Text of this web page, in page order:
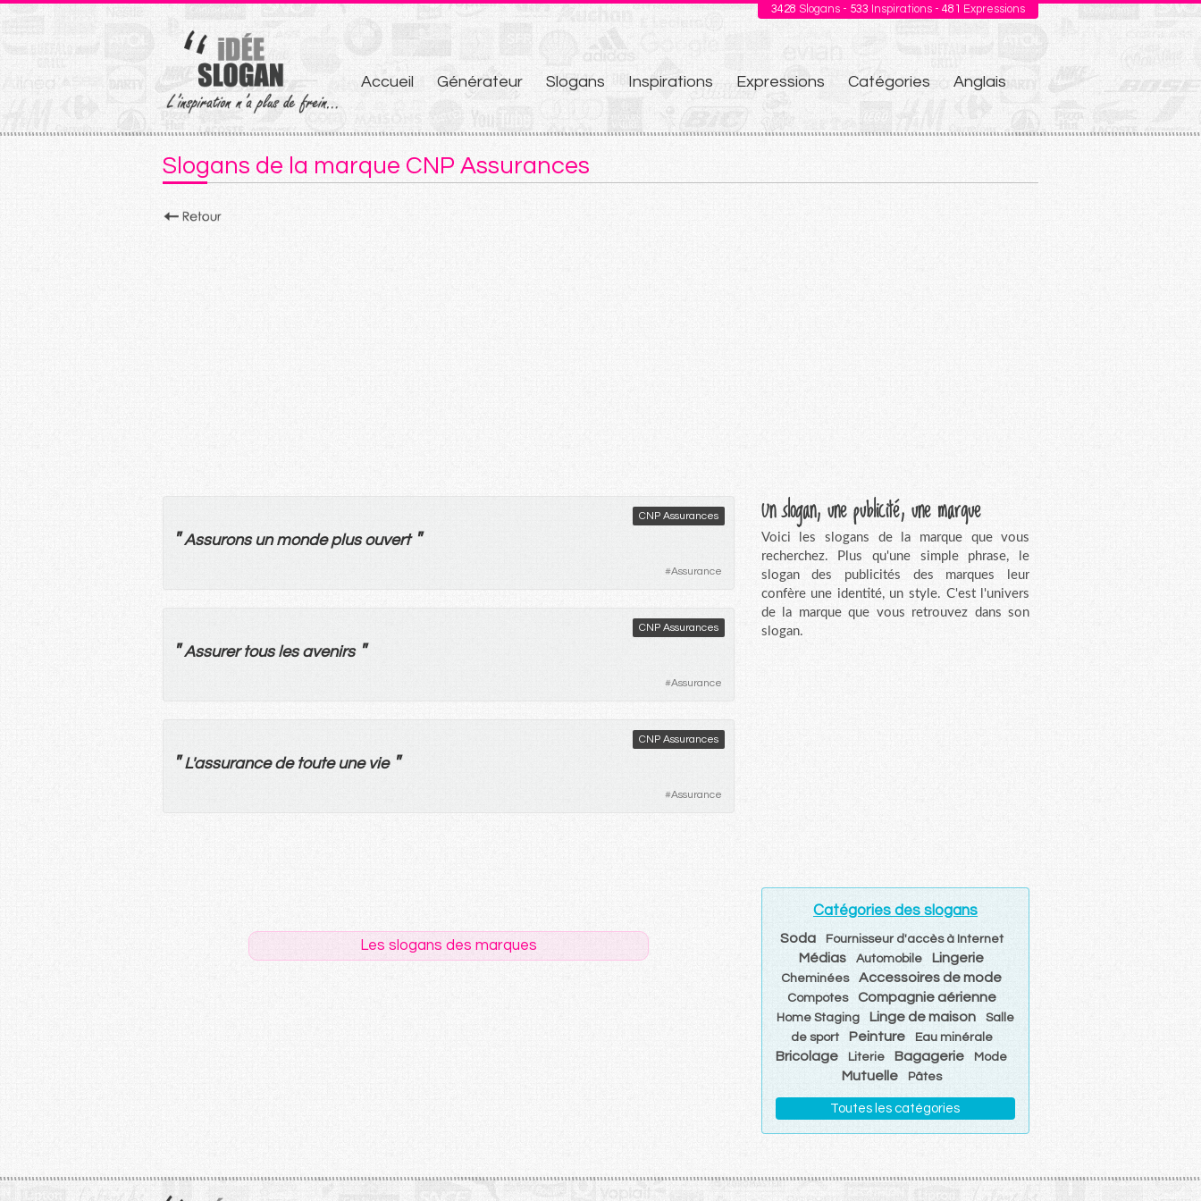
3428 Slogans - 533 Inspirations - 481 Expressions
Aller
au
contenu
Accueil Générateur Slogans Inspirations Expressions Catégories Anglais
Slogans de la marque CNP Assurances
CNP Assurances
" Assurons un monde plus ouvert "
#Assurance
CNP Assurances
" Assurer tous les avenirs "
#Assurance
CNP Assurances
"L'assurance de toute une vie "
#Assurance
Les slogans des marques
Un slogan, une publicité, une marque
Voici les slogans de la marque que vous
recherchez. Plus qu'une simple phrase, le
slogan des publicités des marques leur
confère une identité, un style. C'est l'univers
de la marque que vous retrouvez dans son
slogan.
Catégories des slogans
Soda Fournisseur d'accès à Internet
Médias Automobile Lingerie
Cheminées Accessoires de mode
Compotes Compagnie aérienne
Home Staging Linge de maison
Salle
de sport
Peinture Eau minérale
Bricolage Literie Bagagerie Mode
Mutuelle Pâtes
Toutes les catégories